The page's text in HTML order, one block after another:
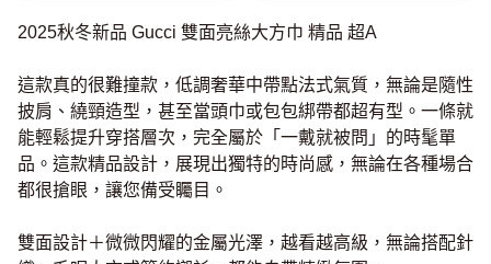
2025秋冬新品 Gucci 雙面亮絲大方巾 精品 超A
這款真的很難撞款，低調奢華中帶點法式氣質，無論是隨性
披肩、繞頸造型，甚至當頭巾或包包綁帶都超有型。一條就
能輕鬆提升穿搭層次，完全屬於「一戴就被問」的時髦單
品。這款精品設計，展現出獨特的時尚感，無論在各種場合
都很搶眼，讓您備受矚目。
雙面設計＋微微閃耀的金屬光澤，越看越高級，無論搭配針